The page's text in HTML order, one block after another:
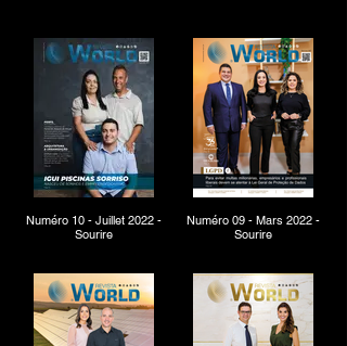
Numéro 10 - Juillet 2022 -
Sourire
Numéro 09 - Mars 2022 -
Sourire